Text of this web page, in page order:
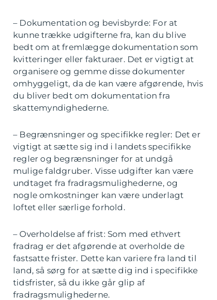
– Dokumentation og bevisbyrde: For at
kunne trække udgifterne fra, kan du blive
bedt om at fremlægge dokumentation som
kvitteringer eller fakturaer. Det er vigtigt at
organisere og gemme disse dokumenter
omhyggeligt, da de kan være afgørende, hvis
du bliver bedt om dokumentation fra
skattemyndighederne.
– Begrænsninger og specifikke regler: Det er
vigtigt at sætte sig ind i landets specifikke
regler og begrænsninger for at undgå
mulige faldgruber. Visse udgifter kan være
undtaget fra fradragsmulighederne, og
nogle omkostninger kan være underlagt
loftet eller særlige forhold.
– Overholdelse af frist: Som med ethvert
fradrag er det afgørende at overholde de
fastsatte frister. Dette kan variere fra land til
land, så sørg for at sætte dig ind i specifikke
tidsfrister, så du ikke går glip af
fradragsmulighederne.